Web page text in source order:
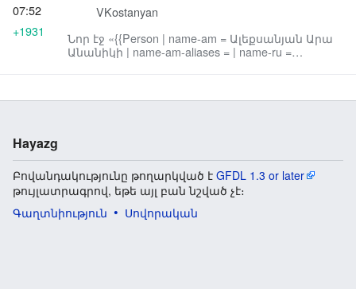
VKostanyan
Նոր էջ «{{Person | name-am = Ալեքսանյան Արա
Անանիկի | name-am-aliases = | name-ru =
07:52
+1931
Hayazg
Բովանդակությունը թողարկված է GFDL 1.3 or later
թույլատրագրով, եթե այլ բան նշված չէ։
Գաղտնիություն
Սովորական